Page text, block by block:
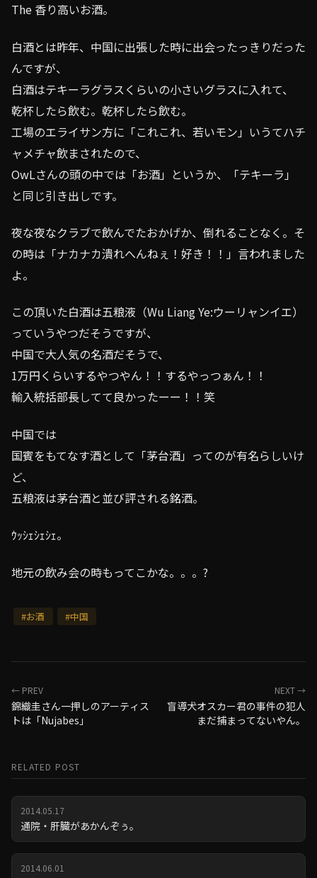
The 香り高いお酒。
白酒とは昨年、中国に出張した時に出会ったっきりだった
んですが、
白酒はテキーラグラスくらいの小さいグラスに入れて、
乾杯したら飲む。乾杯したら飲む。
工場のエライサン方に「これこれ、若いモン」いうてハチ
ャメチャ飲まされたので、
OwLさんの頭の中では「お酒」というか、「テキーラ」
と同じ引き出しです。
夜な夜なクラブで飲んでたおかげか、倒れることなく。そ
の時は「ナカナカ潰れへんねぇ！好き！！」言われました
よ。
この頂いた白酒は五粮液（Wu Liang Ye:ウーリャンイエ）
っていうやつだそうですが、
中国で大人気の名酒だそうで、
1万円くらいするやつやん！！するやっつぁん！！
輸入統括部長してて良かったーー！！笑
中国では
国賓をもてなす酒として「茅台酒」ってのが有名らしいけ
ど、
五粮液は茅台酒と並び評される銘酒。
ｳｯｼｪｼｪｼｪ。
地元の飲み会の時もってこかな。。。?
#お酒 #中国
← PREV
錦織圭さん一押しのアーティス
トは「Nujabes」
NEXT →
盲導犬オスカー君の事件の犯人
まだ捕まってないやん。
RELATED POST
2014.05.17
通院・肝臓があかんぞぅ。
2014.06.01